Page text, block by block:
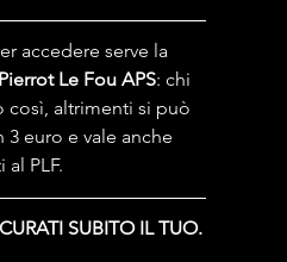
accedere serve la
Le Fou APS: chi
così, altrimenti si può
euro e vale anche
PLF.
SUBITO IL TUO.